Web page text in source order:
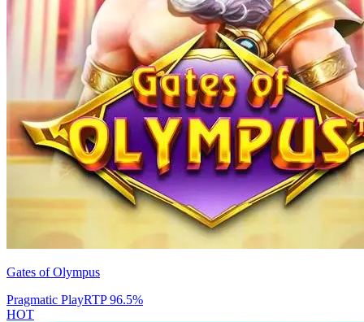
Gates of Olympus
Pragmatic PlayRTP96.5%
HOT